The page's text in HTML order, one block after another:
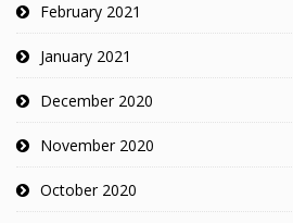
February 2021
January 2021
December 2020
November 2020
October 2020